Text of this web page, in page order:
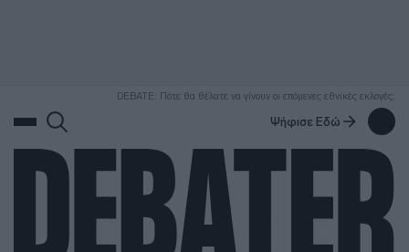
DEBATE: Πότε θα θέλατε να γίνουν οι επόμενες εθνικές εκλογές;
Ψήφισε Εδώ